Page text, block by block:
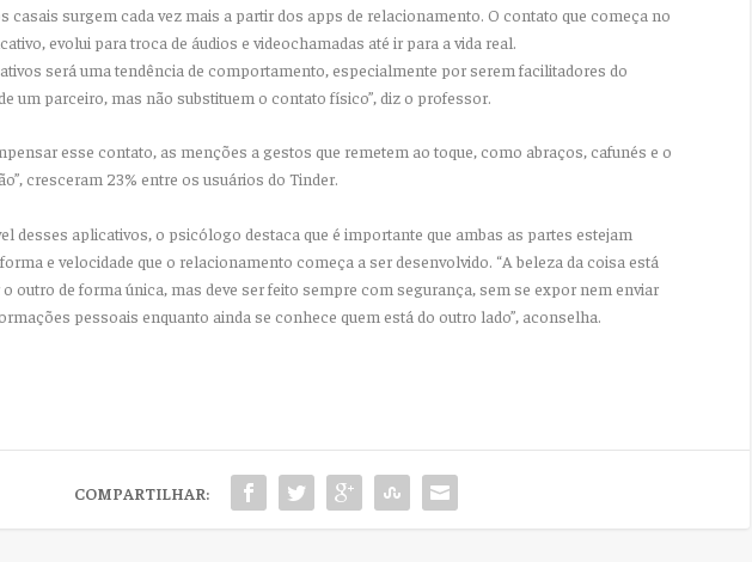
casais surgem cada vez mais a partir dos apps de relacionamento. O contato que começa no
evolui para troca de áudios e videochamadas até ir para a vida real.
será uma tendência de comportamento, especialmente por serem facilitadores do
um parceiro, mas não substituem o contato físico”, diz o professor.
esse contato, as menções a gestos que remetem ao toque, como abraços, cafunés e o
cresceram 23% entre os usuários do Tinder.
desses aplicativos, o psicólogo destaca que é importante que ambas as partes estejam
e velocidade que o relacionamento começa a ser desenvolvido. “A beleza da coisa está
outro de forma única, mas deve ser feito sempre com segurança, sem se expor nem enviar
pessoais enquanto ainda se conhece quem está do outro lado”, aconselha.
COMPARTILHAR: